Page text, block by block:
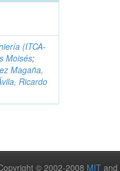
(ITCA-
Moisés;
Magaña,
Ricardo
© 2002-2008 MIT and